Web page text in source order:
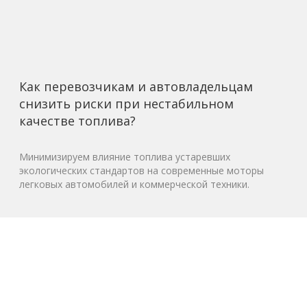
Как перевозчикам и автовладельцам
снизить риски при нестабильном
качестве топлива?
Минимизируем влияние топлива устаревших
экологических стандартов на современные моторы
легковых автомобилей и коммерческой техники.